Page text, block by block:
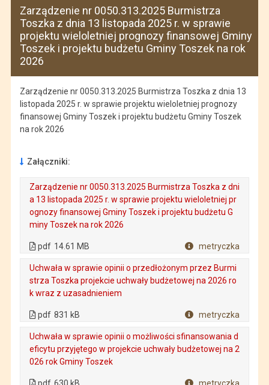
Zarządzenie nr 0050.313.2025 Burmistrza
Toszka z dnia 13 listopada 2025 r. w sprawie
projektu wieloletniej prognozy finansowej Gminy
Toszek i projektu budżetu Gminy Toszek na rok
2026
Zarządzenie nr 0050.313.2025 Burmistrza Toszka z dnia 13
listopada 2025 r. w sprawie projektu wieloletniej prognozy
finansowej Gminy Toszek i projektu budżetu Gminy Toszek
na rok 2026
Załączniki:
Zarządzenie nr 0050.313.2025 Burmistrza Toszka z dni
a 13 listopada 2025 r. w sprawie projektu wieloletniej pr
ognozy finansowej Gminy Toszek i projektu budżetu G
miny Toszek na rok 2026
pdf 14.61 MB metryczka
Uchwała w sprawie opinii o przedłożonym przez Burmi
strza Toszka projekcie uchwały budżetowej na 2026 ro
k wraz z uzasadnieniem
pdf 831 kB metryczka
Uchwała w sprawie opinii o możliwości sfinansowania d
eficytu przyjętego w projekcie uchwały budżetowej na 2
026 rok Gminy Toszek